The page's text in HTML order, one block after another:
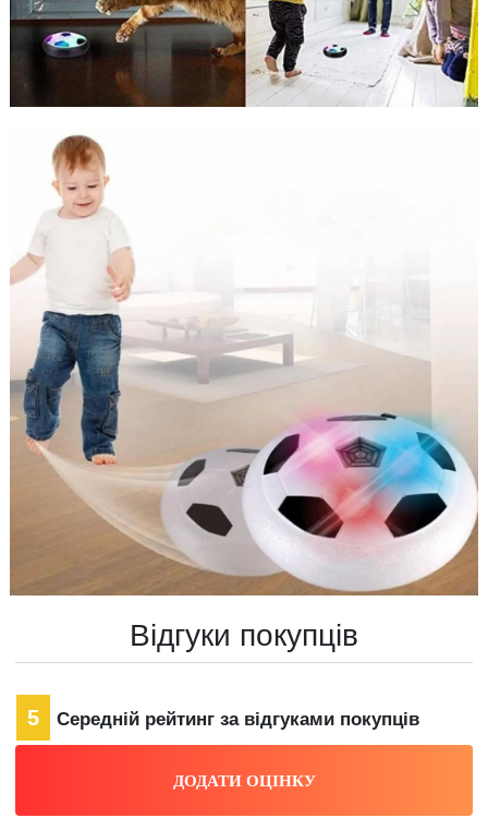
Відгуки покупців
5 Середній рейтинг за відгуками покупців